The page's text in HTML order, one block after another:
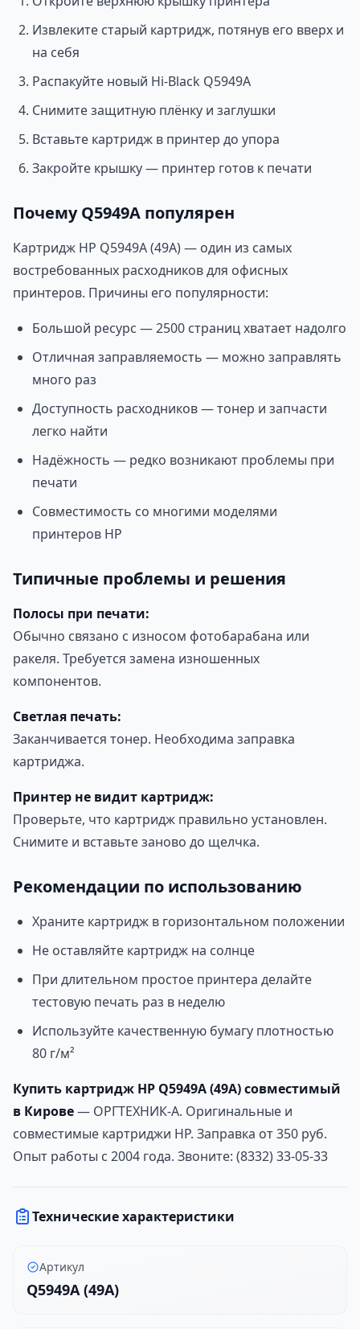
Извлеките старый картридж, потянув его вверх и
на себя
Распакуйте новый Hi-Black Q5949A
Снимите защитную плёнку и заглушки
Вставьте картридж в принтер до упора
Закройте крышку — принтер готов к печати
Почему Q5949A популярен
Картридж HP Q5949A (49A) — один из самых
востребованных расходников для офисных
принтеров. Причины его популярности:
Большой ресурс — 2500 страниц хватает надолго
Отличная заправляемость — можно заправлять
много раз
Доступность расходников — тонер и запчасти
легко найти
Надёжность — редко возникают проблемы при
печати
Совместимость со многими моделями
принтеров HP
Типичные проблемы и решения
Полосы при печати:
Обычно связано с износом фотобарабана или
ракеля. Требуется замена изношенных
компонентов.
Светлая печать:
Заканчивается тонер. Необходима заправка
картриджа.
Принтер не видит картридж:
Проверьте, что картридж правильно установлен.
Снимите и вставьте заново до щелчка.
Рекомендации по использованию
Храните картридж в горизонтальном положении
Не оставляйте картридж на солнце
При длительном простое принтера делайте
тестовую печать раз в неделю
Используйте качественную бумагу плотностью
80 г/м²
Купить картридж HP Q5949A (49A) совместимый
в Кирове— ОРГТЕХНИК-А. Оригинальные и
совместимые картриджи HP. Заправка от 350 руб.
Опыт работы с 2004 года. Звоните: (8332) 33-05-33
Технические характеристики
Артикул
Q5949A (49A)